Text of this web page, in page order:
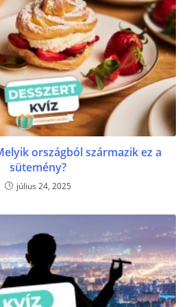
országból származik ez a
sütemény?
július 24, 2025